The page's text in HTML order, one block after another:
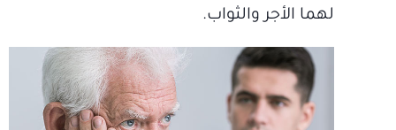
لهما الأجر والثواب.